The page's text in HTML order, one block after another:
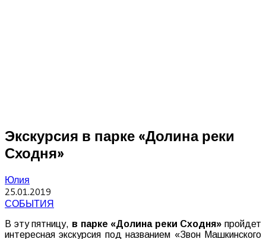
Экскурсия в парке «Долина реки
Сходня»
Юлия
25.01.2019
СОБЫТИЯ
В эту пятницу, в парке «Долина реки Сходня» пройдет
интересная экскурсия под названием «Звон Машкинского